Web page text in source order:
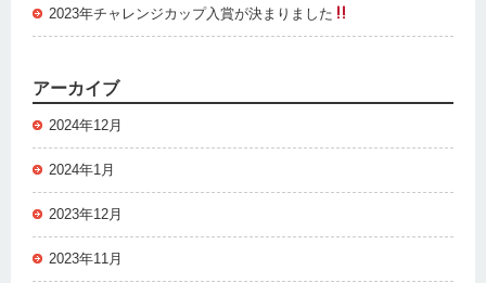
2023年チャレンジカップ入賞が決まりました
アーカイブ
2024年12月
2024年1月
2023年12月
2023年11月